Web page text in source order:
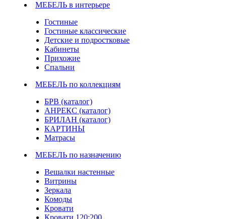
МЕБЕЛЬ в интерьере
Гостиные
Гостиные классические
Детские и подростковые
Кабинеты
Прихожие
Спальни
МЕБЕЛЬ по коллекциям
БРВ (каталог)
АНРЕКС (каталог)
БРИЛАН (каталог)
КАРТИНЫ
Матрасы
МЕБЕЛЬ по назначению
Вешалки настенные
Витрины
Зеркала
Комоды
Кровати
Кровати 120:200